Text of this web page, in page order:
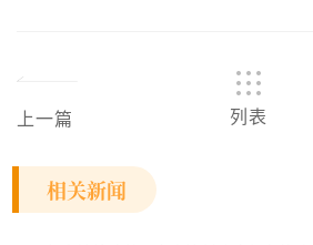
上一篇 列表
相关新闻